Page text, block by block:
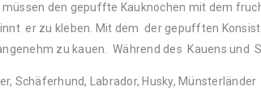
müssen den gepuffte Kauknochen mit dem
er zu kleben. Mit dem der gepufften
zu kauen. Während des Kauens und
Schäferhund, Labrador, Husky, Münsterländer